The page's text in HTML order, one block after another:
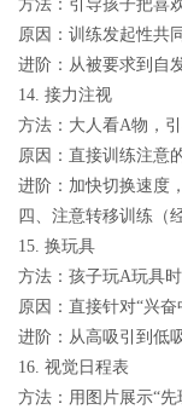
方法：引导孩子把喜
原因：训练发起性共
进阶：从被要求到自
14. 接力注视
方法：大人看A物，
原因：直接训练注意
进阶：加快切换速度
四、注意转移训练（
15. 换玩具
方法：孩子玩A玩具
原因：直接针对“兴
进阶：从高吸引到低
16. 视觉日程表
方法：用图片展示“